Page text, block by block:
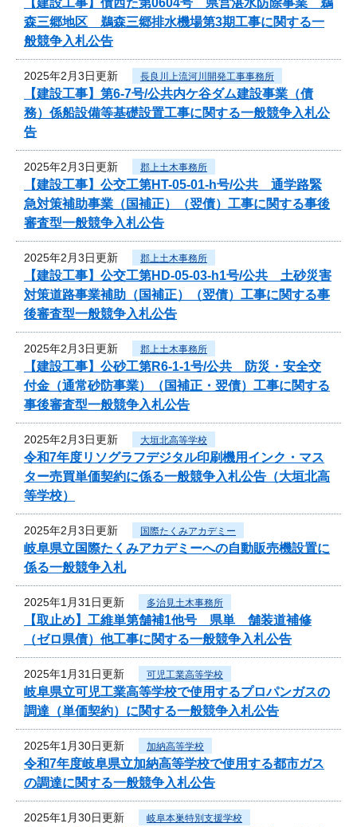
森三郷地区 鵜森三郷排水機場第3期工事に関する一
般競争入札公告
2025年2月3日更新 長良川上流河川開発工事事務所
【建設工事】第6-7号/公共内ケ谷ダム建設事業（債
務）係船設備等基礎設置工事に関する一般競争入札公
告
2025年2月3日更新 郡上土木事務所
【建設工事】公交工第HT-05-01-h号/公共 通学路緊
急対策補助事業（国補正）（翌債）工事に関する事後
審査型一般競争入札公告
2025年2月3日更新 郡上土木事務所
【建設工事】公交工第HD-05-03-h1号/公共 土砂災害
対策道路事業補助（国補正）（翌債）工事に関する事
後審査型一般競争入札公告
2025年2月3日更新 郡上土木事務所
【建設工事】公砂工第R6-1-1号/公共 防災・安全交
付金（通常砂防事業）（国補正・翌債）工事に関する
事後審査型一般競争入札公告
2025年2月3日更新 大垣北高等学校
令和7年度リソグラフデジタル印刷機用インク・マス
ター売買単価契約に係る一般競争入札公告（大垣北高
等学校）
2025年2月3日更新 国際たくみアカデミー
岐阜県立国際たくみアカデミーへの自動販売機設置に
係る一般競争入札
2025年1月31日更新 多治見土木事務所
【取止め】工維単第舗補1他号 県単 舗装道補修
（ゼロ県債）他工事に関する一般競争入札公告
2025年1月31日更新 可児工業高等学校
岐阜県立可児工業高等学校で使用するプロパンガスの
調達（単価契約）に関する一般競争入札公告
2025年1月30日更新 加納高等学校
令和7年度岐阜県立加納高等学校で使用する都市ガス
の調達に関する一般競争入札公告
2025年1月30日更新 岐阜本巣特別支援学校